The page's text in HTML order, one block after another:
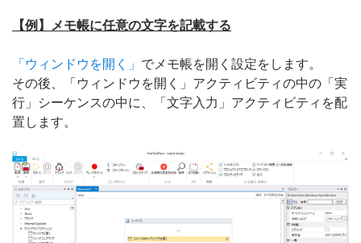
【例】 メモ帳に任意の文字を記載する
「ウィンドウを開く」 でメモ帳を開く設定をします。
その後、「ウィンドウを開く」アクティビティの中の「実
行」シーケンスの中に、「文字入力」アクティビティを配
置します。